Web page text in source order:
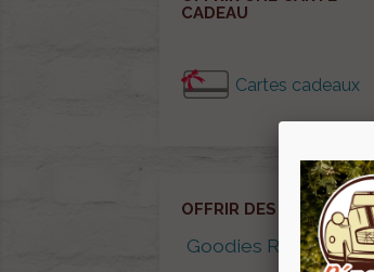
CADEAU
Cartes cadeaux
OFFRIR DES GOODIES
Goodies RENOV 2CV